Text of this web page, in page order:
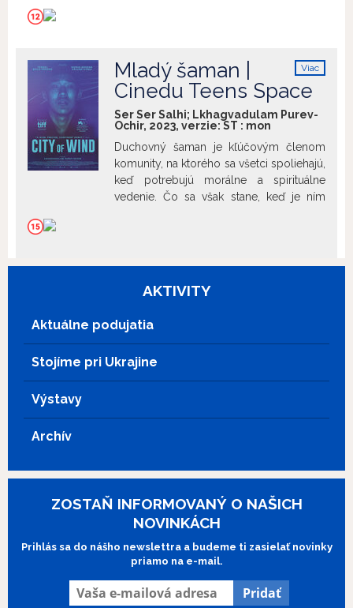
plánov. Na záverečných skúškach
neuspela a jediné, na čo sa môže tešiť, je,
že strávi leto v skateparku. Sestry sa
spoja s nováčikom v skateboardingu
skate tím „Get Up“. Vstúpia spolu do
súťaže, ktorej výhrou je Interrail lístok a
nové skateboardy pre celú skupinu. V
predkole dostanú ideálnu príležitosť
dievčenského tímu sú však s blížiacou sa
hlavnou súťažou podrobené veľkej
alebo sa im podarí neľahké prekážky
spoločne prekonať? Príbeh filmu
mestského prostredia a živého streetartu,
v športe prevažne ovládanom chlapcami.
priateľstva a neúnavného naháňania snov.
Viac
Mladý šaman |
Cinedu Teens Space
Ser Ser Salhi; Lkhagvadulam Purev-
Ochir, 2023, verzie: ST : mon
Duchovný šaman je kľúčovým členom
komunity, na ktorého sa všetci spoliehajú,
keď potrebujú morálne a spirituálne
vedenie. Čo sa však stane, keď je ním
Citlivo natočený film predstavuje Zeho,
šamana, ktorý čelí výzvam dvoch svetov
a snaží sa nájsť rovnováhu medzi nimi.
Film Mladý šaman je plný magického
realizmu a ponúka jedinečný pohľad na
AKTIVITY
Aktuálne podujatia
Stojíme pri Ukrajine
Výstavy
Archív
ZOSTAŇ INFORMOVANÝ O NAŠICH
NOVINKÁCH
Prihlás sa do nášho newslettra a budeme ti zasielať novinky
priamo na e-mail.